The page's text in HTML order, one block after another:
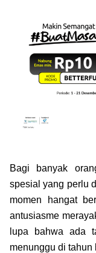
Koin
Perhiasan
From Story
Jual emas kamu
Perusahaan
Gold for
Berkontribusi
Green Gold
Profile
Tata Kelola
Indonesia
Bagi banyak
spesial yang perlu
momen hangat
antusiasme
lupa bahwa ada
menunggu di tahun